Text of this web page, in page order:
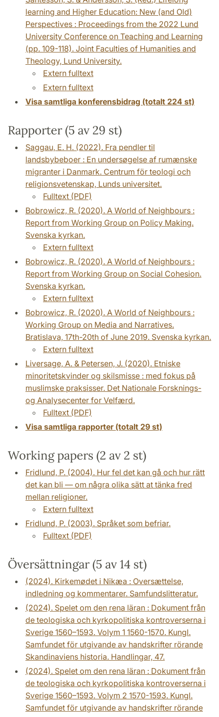
learning and Higher Education: New (and Old)
Perspectives : Proceedings from the 2022 Lund
University Conference on Teaching and Learning
(pp. 109-118). Joint Faculties of Humanities and
Theology, Lund University.
Extern fulltext
Extern fulltext
Visa samtliga konferensbidrag (totalt 224 st)
Rapporter (5 av 29 st)
Saggau, E. H. (2022). Fra pendler til
landsbybeboer : En undersøgelse af rumænske
migranter i Danmark. Centrum för teologi och
religionsvetenskap, Lunds universitet.
Fulltext (PDF)
Bobrowicz, R. (2020). A World of Neighbours :
Report from Working Group on Policy Making.
Svenska kyrkan.
Extern fulltext
Bobrowicz, R. (2020). A World of Neighbours :
Report from Working Group on Social Cohesion.
Svenska kyrkan.
Extern fulltext
Bobrowicz, R. (2020). A World of Neighbours :
Working Group on Media and Narratives.
Bratislava, 17th-20th of June 2019. Svenska kyrkan.
Extern fulltext
Liversage, A. & Petersen, J. (2020). Etniske
minoritetskvinder og skilsmisse : med fokus på
muslimske praksisser. Det Nationale Forsknings-
og Analysecenter for Velfærd.
Fulltext (PDF)
Visa samtliga rapporter (totalt 29 st)
Working papers (2 av 2 st)
Fridlund, P. (2004). Hur fel det kan gå och hur rätt
det kan bli — om några olika sätt at tänka fred
mellan religioner.
Extern fulltext
Fridlund, P. (2003). Språket som befriar.
Fulltext (PDF)
Översättningar (5 av 14 st)
(2024). Kirkemødet i Nikæa : Oversættelse,
indledning og kommentarer. Samfundslitteratur.
(2024). Spelet om den rena läran : Dokument från
de teologiska och kyrkopolitiska kontroverserna i
Sverige 1560–1593. Volym 1 1560-1570. Kungl.
Samfundet för utgivande av handskrifter rörande
Skandinaviens historia. Handlingar, 47.
(2024). Spelet om den rena läran : Dokument från
de teologiska och kyrkopolitiska kontroverserna i
Sverige 1560–1593. Volym 2 1570-1593. Kungl.
Samfundet för utgivande av handskrifter rörande